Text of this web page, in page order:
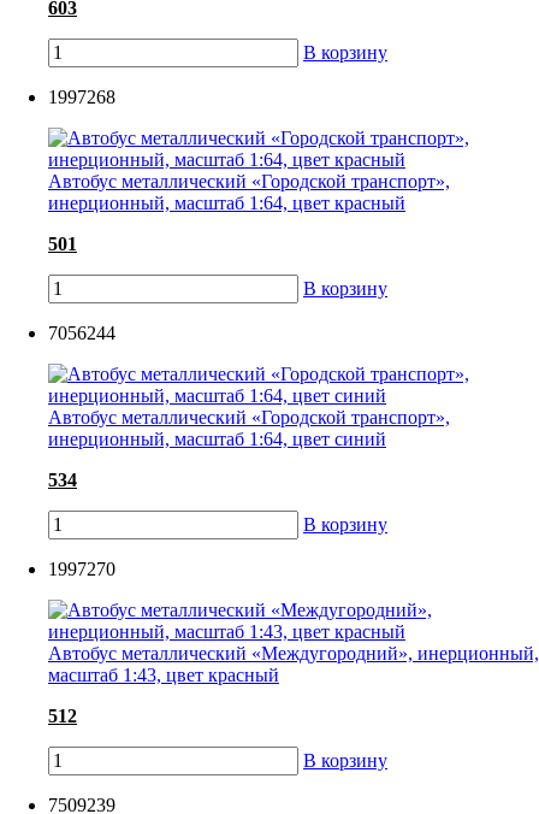
603
В корзину
1997268
Автобус металлический «Городской транспорт»,
инерционный, масштаб 1:64, цвет красный
501
В корзину
7056244
Автобус металлический «Городской транспорт»,
инерционный, масштаб 1:64, цвет синий
534
В корзину
1997270
Автобус металлический «Междугородний», инерционный,
масштаб 1:43, цвет красный
512
В корзину
7509239